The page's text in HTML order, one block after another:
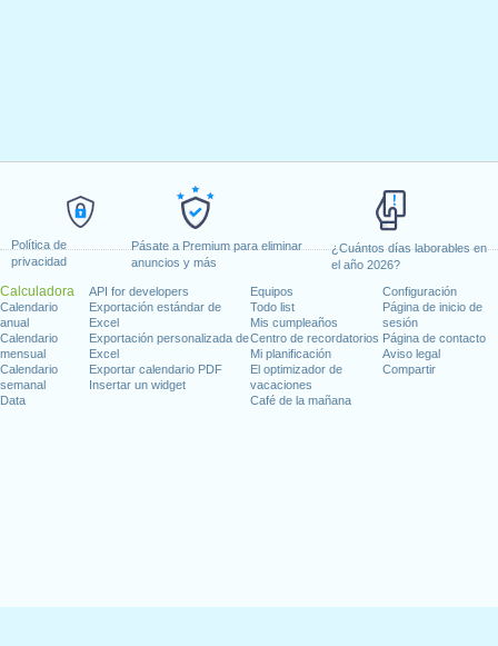
Política de
privacidad
Pásate a Premium para eliminar
anuncios y más
¿Cuántos días laborables en
el año 2026?
Calculadora
Calendario
anual
Calendario
mensual
Calendario
semanal
Data
API for developers
Exportación estándar de
Excel
Exportación personalizada de
Excel
Exportar calendario PDF
Insertar un widget
Equipos
Todo list
Mis cumpleaños
Centro de recordatorios
Mi planificación
El optimizador de
vacaciones
Café de la mañana
Configuración
Página de inicio de
sesión
Página de contacto
Aviso legal
Compartir